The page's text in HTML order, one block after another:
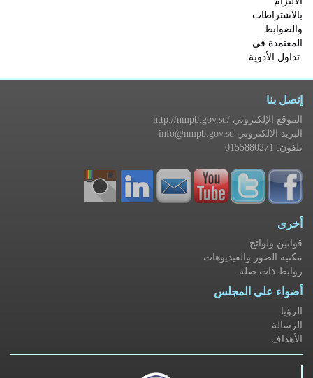
بالاشتراطات
والضوابط
المعتمدة في
تداول الأدوية.
إتصل بنا
http://nmpb.gov.sd/ الموقع الإلكتروني
info@nmpb.gov.sd البريد الالكتروني
تلفون: 0155880271
أخرى
قوانين ولوائح
مكتبة الصور والفيديوهات
روابط ذات صلة
أضواء على المجلس
الرؤيا
الرسالة
الأهداف